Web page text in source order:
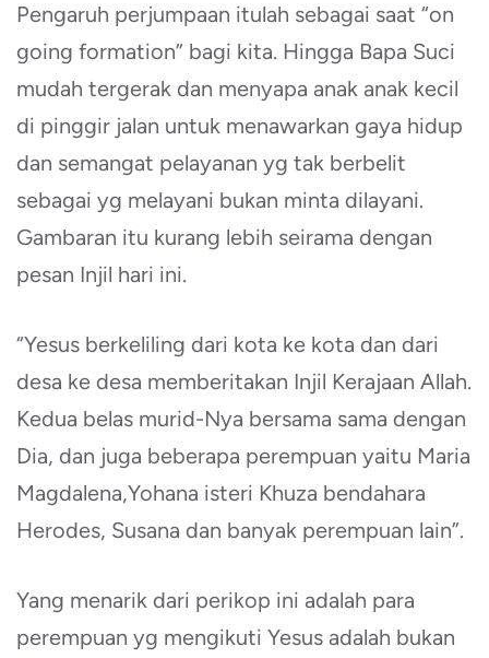
Pengaruh perjumpaan itulah sebagai saat “on
going formation” bagi kita. Hingga Bapa Suci
mudah tergerak dan menyapa anak anak kecil
di pinggir jalan untuk menawarkan gaya hidup
dan semangat pelayanan yg tak berbelit
sebagai yg melayani bukan minta dilayani.
Gambaran itu kurang lebih seirama dengan
pesan Injil hari ini.
“Yesus berkeliling dari kota ke kota dan dari
desa ke desa memberitakan Injil Kerajaan Allah.
Kedua belas murid-Nya bersama sama dengan
Dia, dan juga beberapa perempuan yaitu Maria
Magdalena,Yohana isteri Khuza bendahara
Herodes, Susana dan banyak perempuan lain”.
Yang menarik dari perikop ini adalah para
perempuan yg mengikuti Yesus adalah bukan